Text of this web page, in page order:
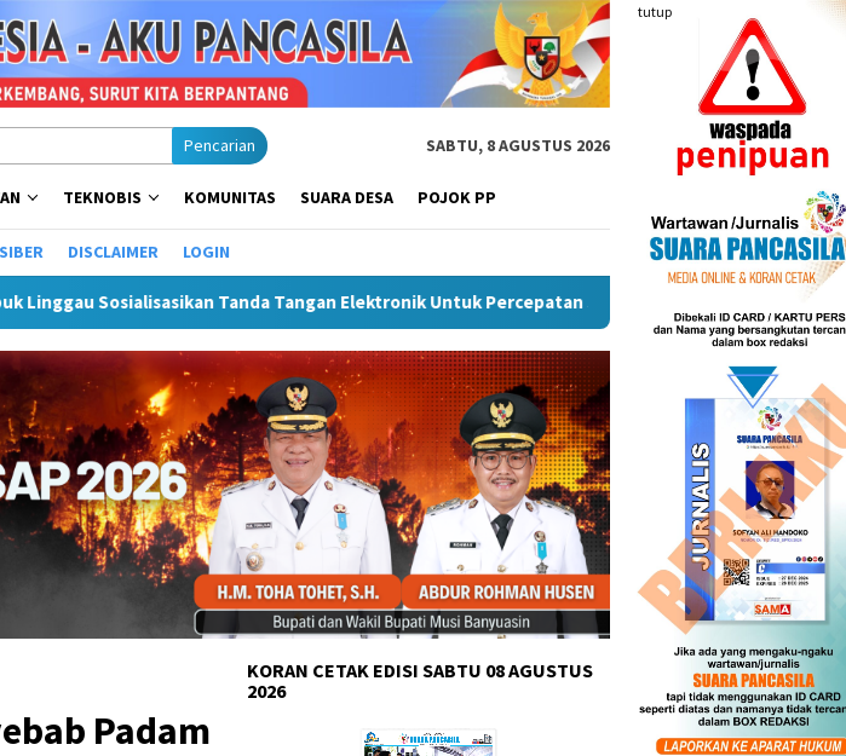
tutup
Pencarian SABTU, 8 AGUSTUS 2026
TEKNOBIS KOMUNITAS SUARA DESA POJOK PP
DISCLAIMER LOGIN
Percepatan SPBE Dorong UMKM Naik Kelas, Ratu Dewa Tekankan Pentingnya AI Di Era
Padam
KORAN CETAK EDISI SABTU 08 AGUSTUS
2026